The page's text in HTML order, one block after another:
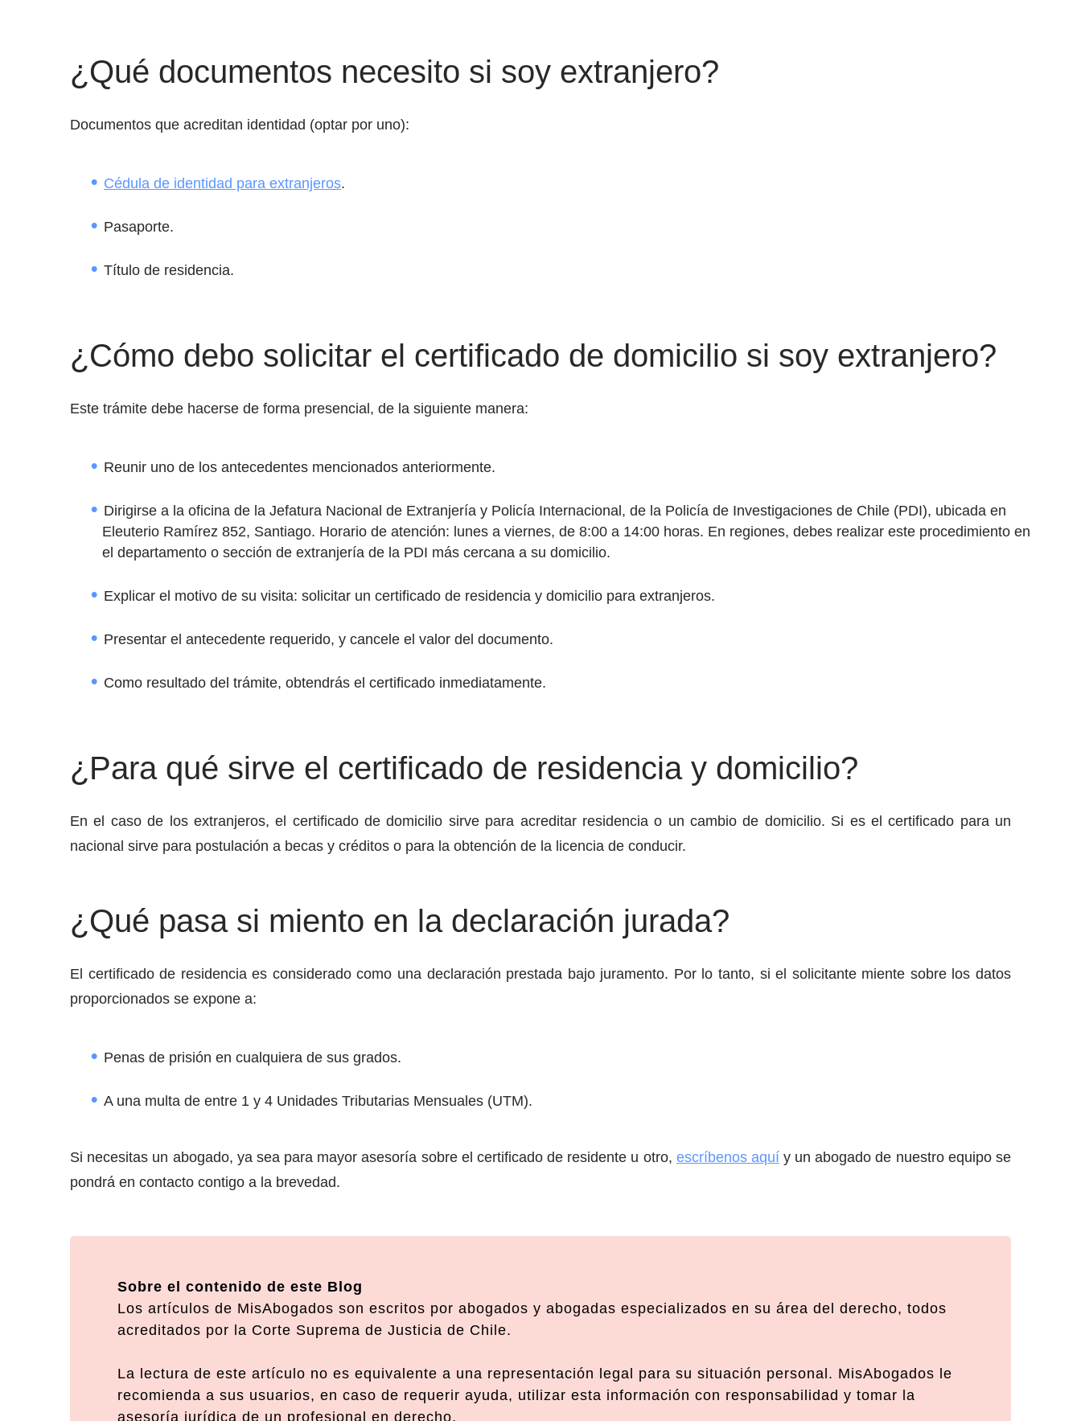
¿Qué documentos necesito si soy extranjero?
Documentos que acreditan identidad (optar por uno):
Cédula de identidad para extranjeros.
Pasaporte.
Título de residencia.
¿Cómo debo solicitar el certificado de domicilio si soy extranjero?
Este trámite debe hacerse de forma presencial, de la siguiente manera:
Reunir uno de los antecedentes mencionados anteriormente.
Dirigirse a la oficina de la Jefatura Nacional de Extranjería y Policía Internacional, de la Policía de Investigaciones de Chile (PDI), ubicada en
Eleuterio Ramírez 852, Santiago. Horario de atención: lunes a viernes, de 8:00 a 14:00 horas. En regiones, debes realizar este procedimiento en
el departamento o sección de extranjería de la PDI más cercana a su domicilio.
Explicar el motivo de su visita: solicitar un certificado de residencia y domicilio para extranjeros.
Presentar el antecedente requerido, y cancele el valor del documento.
Como resultado del trámite, obtendrás el certificado inmediatamente.
¿Para qué sirve el certificado de residencia y domicilio?
En el caso de los extranjeros, el certificado de domicilio sirve para acreditar residencia o un cambio de domicilio. Si es el certificado para un
nacional sirve para postulación a becas y créditos o para la obtención de la licencia de conducir.
¿Qué pasa si miento en la declaración jurada?
El certificado de residencia es considerado como una declaración prestada bajo juramento. Por lo tanto, si el solicitante miente sobre los datos
proporcionados se expone a:
Penas de prisión en cualquiera de sus grados.
A una multa de entre 1 y 4 Unidades Tributarias Mensuales (UTM).
Si necesitas un abogado, ya sea para mayor asesoría sobre el certificado de residente u otro, escríbenos aquí y un abogado de nuestro equipo se
pondrá en contacto contigo a la brevedad.
Sobre el contenido de este Blog
Los artículos de MisAbogados son escritos por abogados y abogadas especializados en su área del derecho, todos
acreditados por la Corte Suprema de Justicia de Chile.
La lectura de este artículo no es equivalente a una representación legal para su situación personal. MisAbogados le
recomienda a sus usuarios, en caso de requerir ayuda, utilizar esta información con responsabilidad y tomar la
asesoría jurídica de un profesional en derecho.